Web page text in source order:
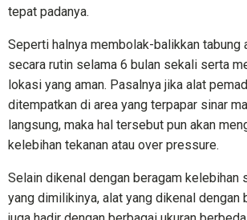
tepat padanya.
Seperti halnya membolak-balikkan tabung
secara rutin selama 6 bulan sekali serta
lokasi yang aman. Pasalnya jika alat
ditempatkan di area yang terpapar sinar
langsung, maka hal tersebut pun akan
kelebihan tekanan atau over pressure.
Selain dikenal dengan beragam kelebihan
yang dimilikinya, alat yang dikenal dengan